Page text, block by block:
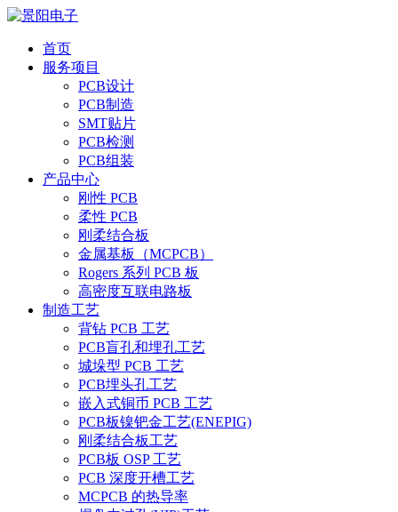
首页
服务项目
PCB设计
PCB制造
SMT贴片
PCB检测
PCB组装
产品中心
刚性 PCB
柔性 PCB
刚柔结合板
金属基板（MCPCB）
Rogers 系列 PCB 板
高密度互联电路板
制造工艺
背钻 PCB 工艺
PCB盲孔和埋孔工艺
城垛型 PCB 工艺
PCB埋头孔工艺
嵌入式铜币 PCB 工艺
PCB板镍钯金工艺(ENEPIG)
刚柔结合板工艺
PCB板 OSP 工艺
PCB 深度开槽工艺
MCPCB 的热导率